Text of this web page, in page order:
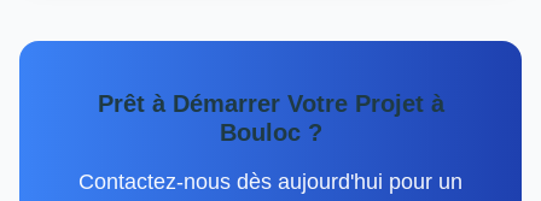
Prêt à Démarrer Votre Projet à
Bouloc ?
Contactez-nous dès aujourd'hui pour un